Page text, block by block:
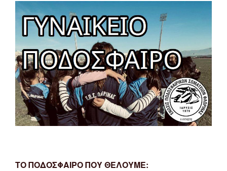
ΤΟ ΠΟΔΟΣΦΑΙΡΟ ΠΟΥ ΘΕΛΟΥΜΕ: